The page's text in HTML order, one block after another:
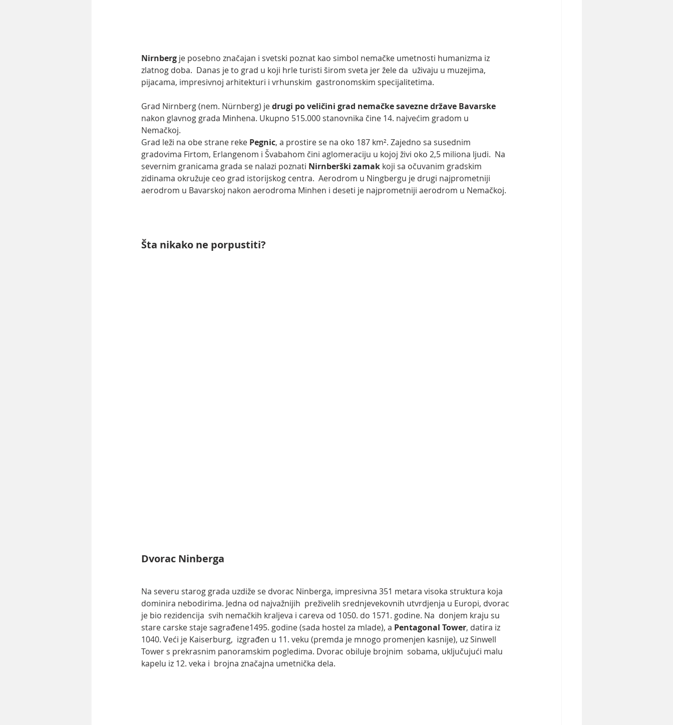
Nirnberg je posebno značajan i svetski poznat kao simbol nemačke umetnosti humanizma iz
zlatnog doba.  Danas je to grad u koji hrle turisti širom sveta jer žele da  uživaju u muzejima,
pijacama, impresivnoj arhitekturi i vrhunskim  gastronomskim specijalitetima.
Grad Nirnberg (nem. Nürnberg) je drugi po veličini grad nemačke savezne države Bavarske
nakon glavnog grada Minhena. Ukupno 515.000 stanovnika čine 14. najvećim gradom u
Nemačkoj.
Grad leži na obe strane reke Pegnic, a prostire se na oko 187 km². Zajedno sa susednim
gradovima Firtom, Erlangenom i Švabahom čini aglomeraciju u kojoj živi oko 2,5 miliona ljudi.  Na
severnim granicama grada se nalazi poznati Nirnberški zamak koji sa očuvanim gradskim
zidinama okružuje ceo grad istorijskog centra.  Aerodrom u Ningbergu je drugi najprometniji
aerodrom u Bavarskoj nakon aerodroma Minhen i deseti je najprometniji aerodrom u Nemačkoj.
Šta nikako ne porpustiti?
Dvorac Ninberga
Na severu starog grada uzdiže se dvorac Ninberga, impresivna 351 metara visoka struktura koja
dominira nebodirima. Jedna od najvažnijih  preživelih srednjevekovnih utvrdjenja u Europi, dvorac
je bio rezidencija  svih nemačkih kraljeva i careva od 1050. do 1571. godine. Na  donjem kraju su
stare carske staje sagrađene1495. godine (sada hostel za mlade), a Pentagonal Tower, datira iz
1040. Veći je Kaiserburg,  izgrađen u 11. veku (premda je mnogo promenjen kasnije), uz Sinwell
Tower s prekrasnim panoramskim pogledima. Dvorac obiluje brojnim  sobama, uključujući malu
kapelu iz 12. veka i  brojna značajna umetnička dela.